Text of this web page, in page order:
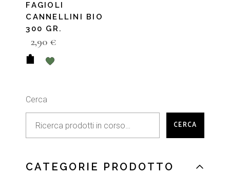
FAGIOLI
CANNELLINI BIO
300 GR.
2,90 €
Cerca
CERCA
CATEGORIE PRODOTTO